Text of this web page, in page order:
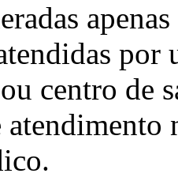
centro de